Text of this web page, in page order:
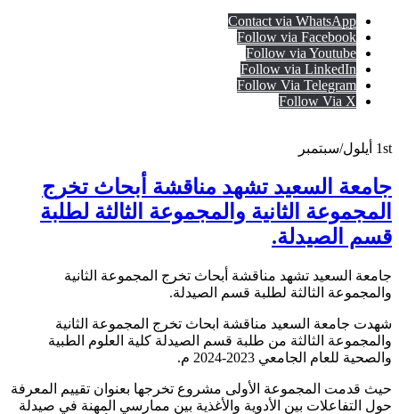
Contact via WhatsApp
Follow via Facebook
Follow via Youtube
Follow via LinkedIn
Follow Via Telegram
Follow Via X
1st أيلول/سبتمبر
جامعة السعيد تشهد مناقشة أبحاث تخرج
المجموعة الثانية والمجموعة الثالثة لطلبة
قسم الصيدلة.
جامعة السعيد تشهد مناقشة أبحاث تخرج المجموعة الثانية
والمجموعة الثالثة لطلبة قسم الصيدلة.
شهدت جامعة السعيد مناقشة ابحاث تخرج المجموعة الثانية
والمجموعة الثالثة من طلبة قسم الصيدلة كلية العلوم الطبية
والصحية للعام الجامعي 2023-2024 م.
حيث قدمت المجموعة الأولى مشروع تخرجها بعنوان تقييم المعرفة
حول التفاعلات بين الأدوية والأغذية بين ممارسي المهنة في صيدلة